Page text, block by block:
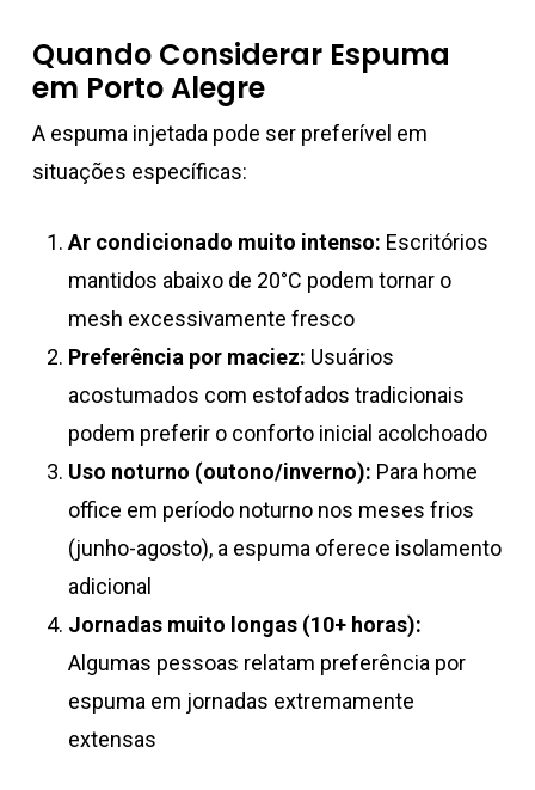
Quando Considerar Espuma
em Porto Alegre
A espuma injetada pode ser preferível em
situações específicas:
Ar condicionado muito intenso: Escritórios
mantidos abaixo de 20°C podem tornar o
mesh excessivamente fresco
Preferência por maciez: Usuários
acostumados com estofados tradicionais
podem preferir o conforto inicial acolchoado
Uso noturno (outono/inverno): Para home
office em período noturno nos meses frios
(junho-agosto), a espuma oferece isolamento
adicional
Jornadas muito longas (10+ horas):
Algumas pessoas relatam preferência por
espuma em jornadas extremamente
extensas